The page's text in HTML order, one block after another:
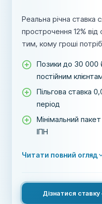
Реальна річна ставка
прострочення 12%
тим, кому гроші
Позики до 30 000
постійним
Пільгова ставка
період
Мінімальний
ІПН
Читати повний огляд
Дізнатися ставку